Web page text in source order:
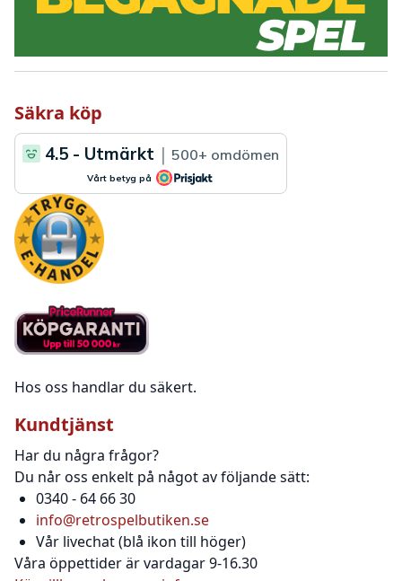
Säkra köp
Hos oss handlar du säkert.
Kundtjänst
Har du några frågor?
Du når oss enkelt på något av följande sätt:
0340 - 64 66 30
info@retrospelbutiken.se
Vår livechat (blå ikon till höger)
Våra öppettider är vardagar 9-16.30